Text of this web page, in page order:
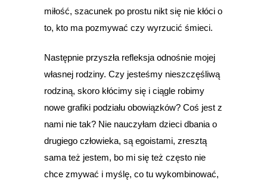
miłość, szacunek po prostu nikt się nie kłóci o
to, kto ma pozmywać czy wyrzucić śmieci.
Następnie przyszła refleksja odnośnie mojej
własnej rodziny. Czy jesteśmy nieszczęśliwą
rodziną, skoro kłócimy się i ciągle robimy
nowe grafiki podziału obowiązków? Coś jest z
nami nie tak? Nie nauczyłam dzieci dbania o
drugiego człowieka, są egoistami, zresztą
sama też jestem, bo mi się też często nie
chce zmywać i myślę, co tu wykombinować,